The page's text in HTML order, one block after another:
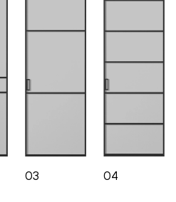
03 04